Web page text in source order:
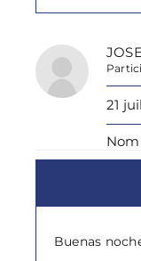
21
Buenas